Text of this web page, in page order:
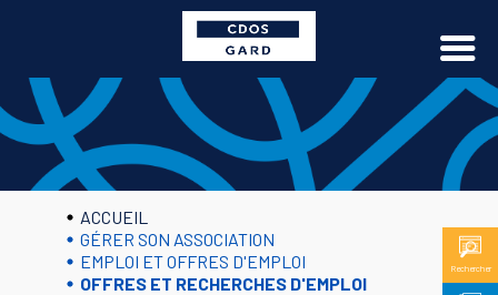
Rechercher
ACCUEIL
GÉRER SON ASSOCIATION
EMPLOI ET OFFRES D'EMPLOI
OFFRES ET RECHERCHES D'EMPLOI